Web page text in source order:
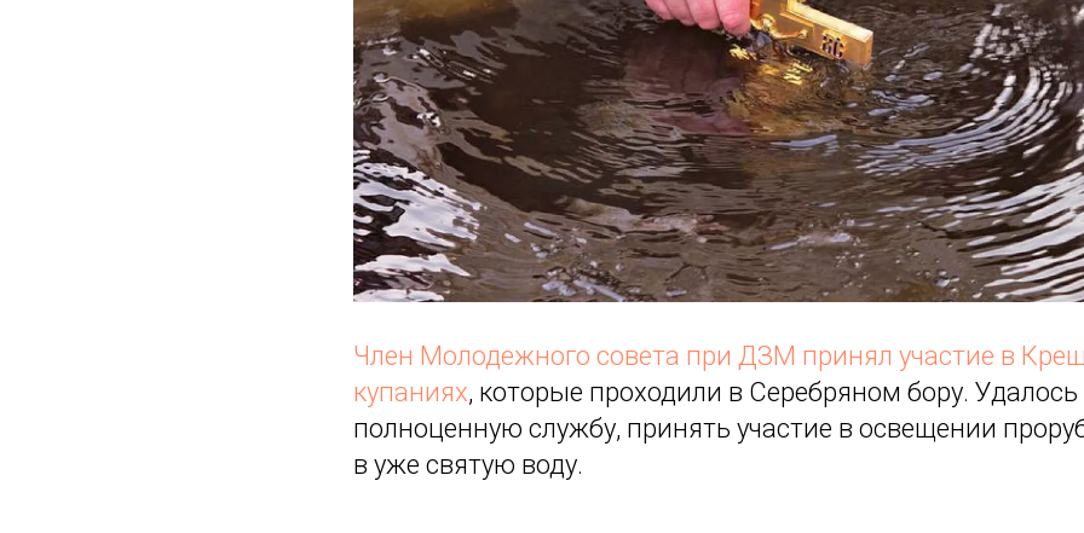
Член Молодежного совета при ДЗМ принял участие в
купаниях, которые проходили в Серебряном бору.
полноценную службу, принять участие в освещении
в уже святую воду.